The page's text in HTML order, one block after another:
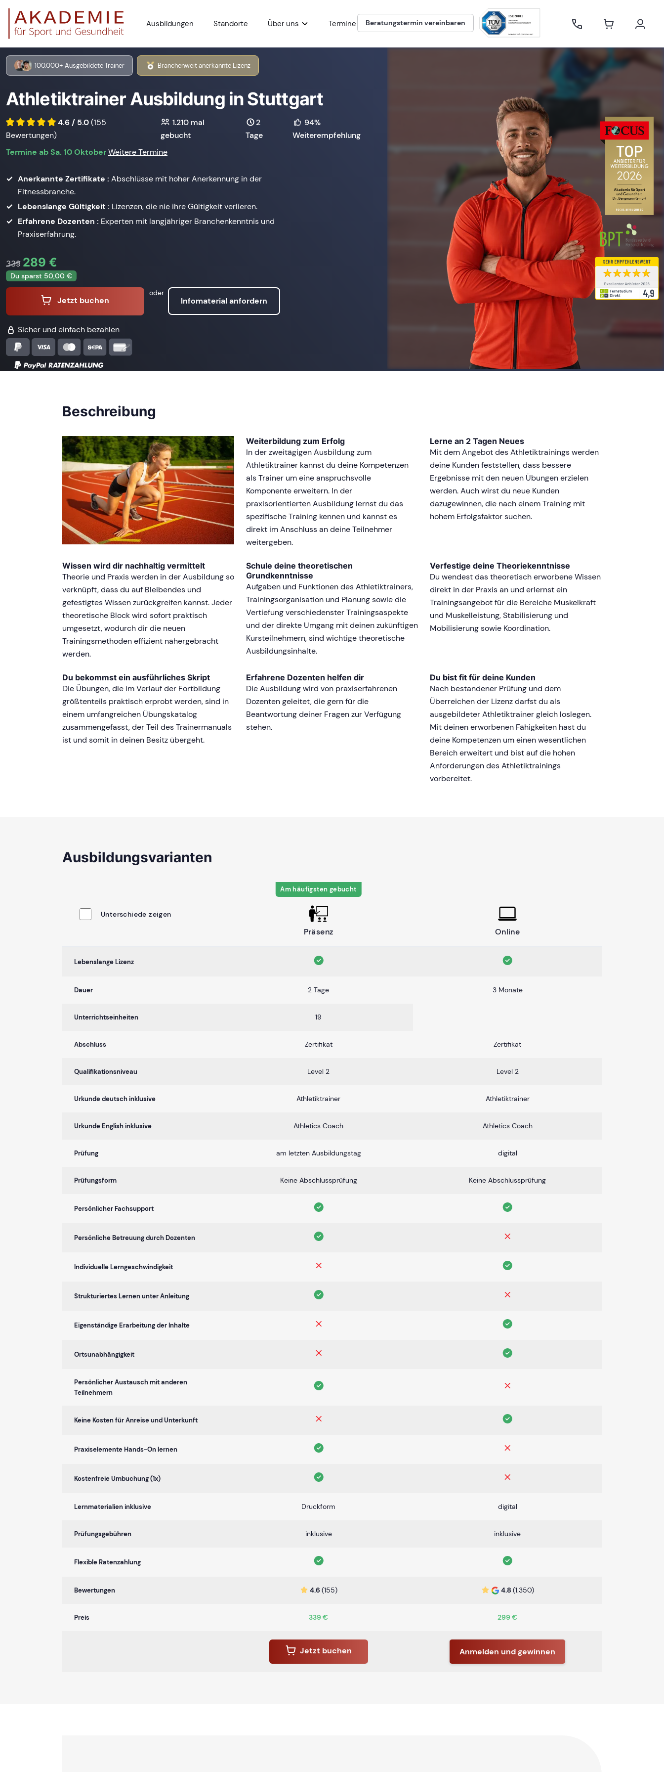
Ausbildungen Standorte Über uns Termine Beratungstermin vereinbaren
100.000+ Ausgebildete Trainer Branchenweit anerkannte Lizenz
Athletiktrainer Ausbildung in Stuttgart
4.6 / 5.0(155
Bewertungen)
1.210 mal
gebucht
2
Tage
94%
Weiterempfehlung
Termine ab Sa. 10 OktoberWeitere Termine
Anerkannte Zertifikate : Abschlüsse mit hoher Anerkennung in der
Fitnessbranche.
Lebenslange Gültigkeit : Lizenzen, die nie ihre Gültigkeit verlieren.
Erfahrene Dozenten : Experten mit langjähriger Branchenkenntnis und
Praxiserfahrung.
339 289 €
Du sparst 50,00 €
Jetzt buchen
oder
Infomaterial anfordern
Sicher und einfach bezahlen
Beschreibung
Weiterbildung zum Erfolg
In der zweitägigen Ausbildung zum
Athletiktrainer kannst du deine Kompetenzen
als Trainer um eine anspruchsvolle
Komponente erweitern. In der
praxisorientierten Ausbildung lernst du das
spezifische Training kennen und kannst es
direkt im Anschluss an deine Teilnehmer
weitergeben.
Lerne an 2 Tagen Neues
Mit dem Angebot des Athletiktrainings werden
deine Kunden feststellen, dass bessere
Ergebnisse mit den neuen Übungen erzielen
werden. Auch wirst du neue Kunden
dazugewinnen, die nach einem Training mit
hohem Erfolgsfaktor suchen.
Wissen wird dir nachhaltig vermittelt
Theorie und Praxis werden in der Ausbildung so
verknüpft, dass du auf Bleibendes und
gefestigtes Wissen zurückgreifen kannst. Jeder
theoretische Block wird sofort praktisch
umgesetzt, wodurch dir die neuen
Trainingsmethoden effizient nähergebracht
werden.
Schule deine theoretischen
Grundkenntnisse
Aufgaben und Funktionen des Athletiktrainers,
Trainingsorganisation und Planung sowie die
Vertiefung verschiedenster Trainingsaspekte
und der direkte Umgang mit deinen zukünftigen
Kursteilnehmern, sind wichtige theoretische
Ausbildungsinhalte.
Verfestige deine Theoriekenntnisse
Du wendest das theoretisch erworbene Wissen
direkt in der Praxis an und erlernst ein
Trainingsangebot für die Bereiche Muskelkraft
und Muskelleistung, Stabilisierung und
Mobilisierung sowie Koordination.
Du bekommst ein ausführliches Skript
Die Übungen, die im Verlauf der Fortbildung
größtenteils praktisch erprobt werden, sind in
einem umfangreichen Übungskatalog
zusammengefasst, der Teil des Trainermanuals
ist und somit in deinen Besitz übergeht.
Erfahrene Dozenten helfen dir
Die Ausbildung wird von praxiserfahrenen
Dozenten geleitet, die gern für die
Beantwortung deiner Fragen zur Verfügung
stehen.
Du bist fit für deine Kunden
Nach bestandener Prüfung und dem
Überreichen der Lizenz darfst du als
ausgebildeter Athletiktrainer gleich loslegen.
Mit deinen erworbenen Fähigkeiten hast du
deine Kompetenzen um einen wesentlichen
Bereich erweitert und bist auf die hohen
Anforderungen des Athletiktrainings
vorbereitet.
Ausbildungsvarianten
Unterschiede zeigen
Präsenz
Am häufigsten gebucht
Online
Lebenslange Lizenz
Dauer 2 Tage 3 Monate
Unterrichtseinheiten 19
Abschluss Zertifikat Zertifikat
Qualifikationsniveau Level 2 Level 2
Urkunde deutsch inklusive Athletiktrainer Athletiktrainer
Urkunde English inklusive Athletics Coach Athletics Coach
Prüfung am letzten Ausbildungstag digital
Prüfungsform Keine Abschlussprüfung Keine Abschlussprüfung
Persönlicher Fachsupport
Persönliche Betreuung durch Dozenten
Individuelle Lerngeschwindigkeit
Strukturiertes Lernen unter Anleitung
Eigenständige Erarbeitung der Inhalte
Ortsunabhängigkeit
Persönlicher Austausch mit anderen
Teilnehmern
Keine Kosten für Anreise und Unterkunft
Praxiselemente Hands-On lernen
Kostenfreie Umbuchung (1x)
Lernmaterialien inklusive Druckform digital
Prüfungsgebühren inklusive inklusive
Flexible Ratenzahlung
Bewertungen 4.6 (155) 4.8 (1.350)
Preis 339 € 299 €
Jetzt buchen Anmelden und gewinnen